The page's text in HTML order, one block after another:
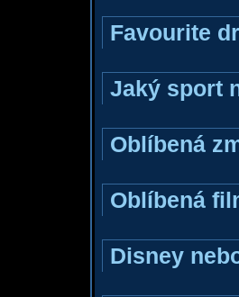
Favourite
Jaký sport
Oblíbená
Oblíbená
Disney